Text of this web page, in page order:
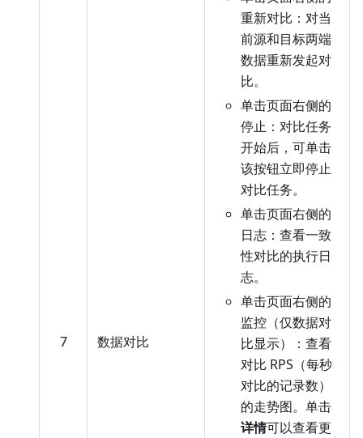
7 数据对比
重新对比：对当
前源和目标两端
数据重新发起对
比。
单击页面右侧的
停止：对比任务
开始后，可单击
该按钮立即停止
对比任务。
单击页面右侧的
日志：查看一致
性对比的执行日
志。
单击页面右侧的
监控（仅数据对
比显示）：查看
对比 RPS（每秒
对比的记录数）
的走势图。单击
详情可以查看更